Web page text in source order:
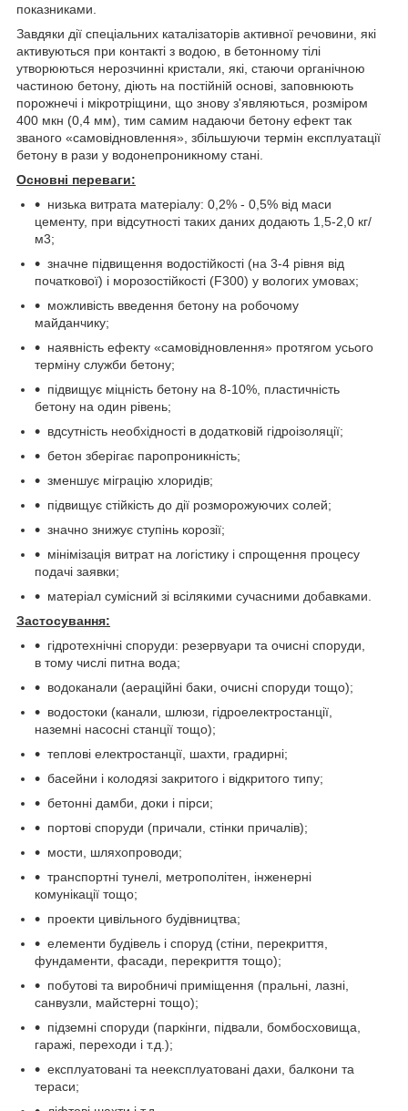
показниками.
Завдяки дії спеціальних каталізаторів активної речовини, які
активуються при контакті з водою, в бетонному тілі
утворюються нерозчинні кристали, які, стаючи органічною
частиною бетону, діють на постійній основі, заповнюють
порожнечі і мікротріщини, що знову з'являються, розміром
400 мкн (0,4 мм), тим самим надаючи бетону ефект так
званого «самовідновлення», збільшуючи термін експлуатації
бетону в рази у водонепроникному стані.
Основні переваги:
низька витрата матеріалу: 0,2% - 0,5% від маси
цементу, при відсутності таких даних додають 1,5-2,0 кг/
м3;
значне підвищення водостійкості (на 3-4 рівня від
початкової) і морозостійкості (F300) у вологих умовах;
можливість введення бетону на робочому
майданчику;
наявність ефекту «самовідновлення» протягом усього
терміну служби бетону;
підвищує міцність бетону на 8-10%, пластичність
бетону на один рівень;
вдсутність необхідності в додатковій гідроізоляції;
бетон зберігає паропроникність;
зменшує міграцію хлоридів;
підвищує стійкість до дії розморожуючих солей;
значно знижує ступінь корозії;
мінімізація витрат на логістику і спрощення процесу
подачі заявки;
матеріал сумісний зі всілякими сучасними добавками.
Застосування:
гідротехнічні споруди: резервуари та очисні споруди,
в тому числі питна вода;
водоканали (аераційні баки, очисні споруди тощо);
водостоки (канали, шлюзи, гідроелектростанції,
наземні насосні станції тощо);
теплові електростанції, шахти, градирні;
басейни і колодязі закритого і відкритого типу;
бетонні дамби, доки і пірси;
портові споруди (причали, стінки причалів);
мости, шляхопроводи;
транспортні тунелі, метрополітен, інженерні
комунікації тощо;
проекти цивільного будівництва;
елементи будівель і споруд (стіни, перекриття,
фундаменти, фасади, перекриття тощо);
побутові та виробничі приміщення (пральні, лазні,
санвузли, майстерні тощо);
підземні споруди (паркінги, підвали, бомбосховища,
гаражі, переходи і т.д.);
експлуатовані та неексплуатовані дахи, балкони та
тераси;